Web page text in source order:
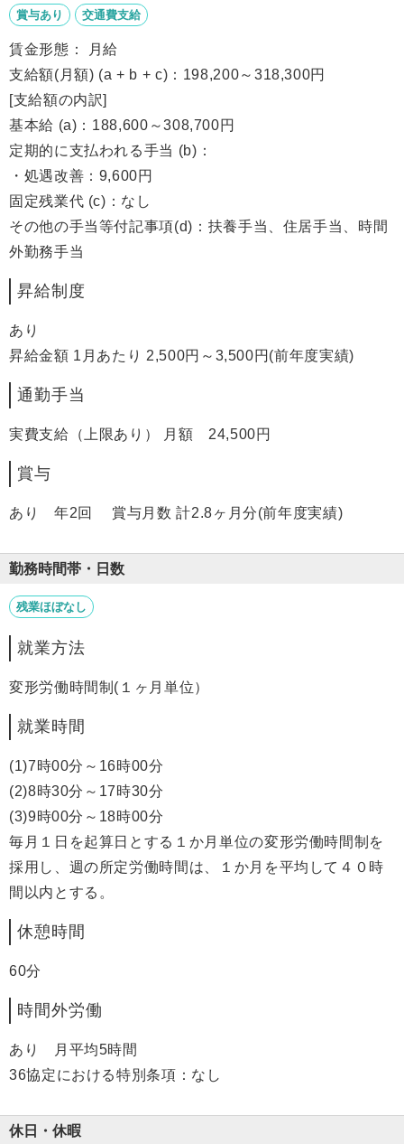
賞与あり 交通費支給
賃金形態： 月給
支給額(月額) (a + b + c)：198,200～318,300円
[支給額の内訳]
基本給 (a)：188,600～308,700円
定期的に支払われる手当 (b)：
・処遇改善：9,600円
固定残業代 (c)：なし
その他の手当等付記事項(d)：扶養手当、住居手当、時間
外勤務手当
昇給制度
あり
昇給金額 1月あたり 2,500円～3,500円(前年度実績)
通勤手当
実費支給（上限あり） 月額 24,500円
賞与
あり 年2回 賞与月数 計2.8ヶ月分(前年度実績)
勤務時間帯・日数
残業ほぼなし
就業方法
変形労働時間制(１ヶ月単位）
就業時間
(1)7時00分～16時00分
(2)8時30分～17時30分
(3)9時00分～18時00分
毎月１日を起算日とする１か月単位の変形労働時間制を
採用し、週の所定労働時間は、１か月を平均して４０時
間以内とする。
休憩時間
60分
時間外労働
あり 月平均5時間
36協定における特別条項：なし
休日・休暇